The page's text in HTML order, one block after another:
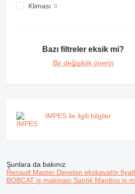
Kliması
Bazı filtreler eksik mi?
Bir değişiklik önerin
IMPES ile ilgili bilgiler
Şunlara da bakınız
Renault Master Develon ekskavatör
BOBCAT iş makinası Satılık Manitou iş